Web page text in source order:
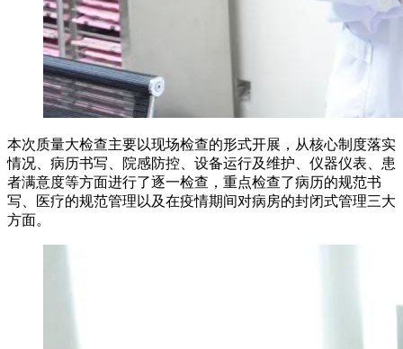
本次质量大检查主要以现场检查的形式开展，从核心制度落实
情况、病历书写、院感防控、设备运行及维护、仪器仪表、患
者满意度等方面进行了逐一检查，重点检查了病历的规范书
写、医疗的规范管理以及在疫情期间对病房的封闭式管理三大
方面。